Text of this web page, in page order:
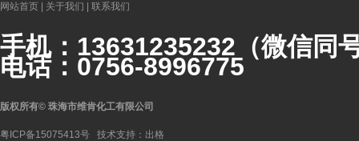
网站首页 关于我们 联系我们
手机： 13631235232（微信同
电话：0756-8996775
版权所有© 珠海市维肯化工有限公司
粤ICP备15075413号 技术支持： 出格